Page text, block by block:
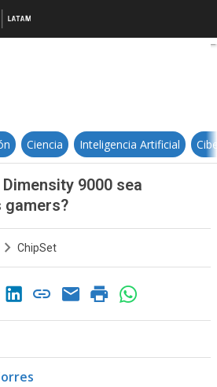
¿Qué hace que el Dimensity
Ciencia Inteligencia Artificial
9000 sea
gamers?
ChipSet